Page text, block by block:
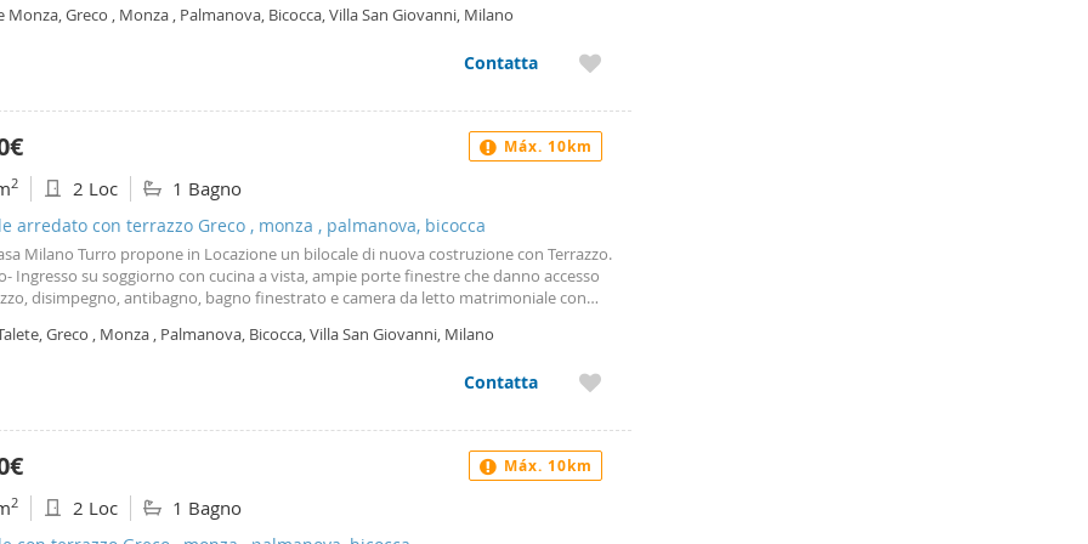
cooking) Coffee machine, toaster, kettle for your breakfasts Small relaxation
area bathroom Shower cabin, full bathroom fixtures, and a hairdryer Washing
un single alla ricerca di una soluzione comoda e ben collegata. La zona è servita da
città grazie alla linea metropolitana. Soluzione ideale per chi cerca praticità e
Monza, Greco , Monza , Palmanova, Bicocca, Villa San Giovanni, Milano
Contatta
2 2 Loc 1 Bagno
arredato con terrazzo Greco , monza , palmanova, bicocca
Milano Turro propone in Locazione un bilocale di nuova costruzione con Terrazzo.
Ingresso su soggiorno con cucina a vista, ampie porte finestre che danno accesso
disimpegno, antibagno, bagno finestrato e camera da letto matrimoniale con
come supermercati, farmacie ed alimentari. Contratto 4+4 libero subito
Greco , Monza , Palmanova, Bicocca, Villa San Giovanni, Milano
Contatta
Máx. 10km
2 2 Loc 1 Bagno
Máx. 10km